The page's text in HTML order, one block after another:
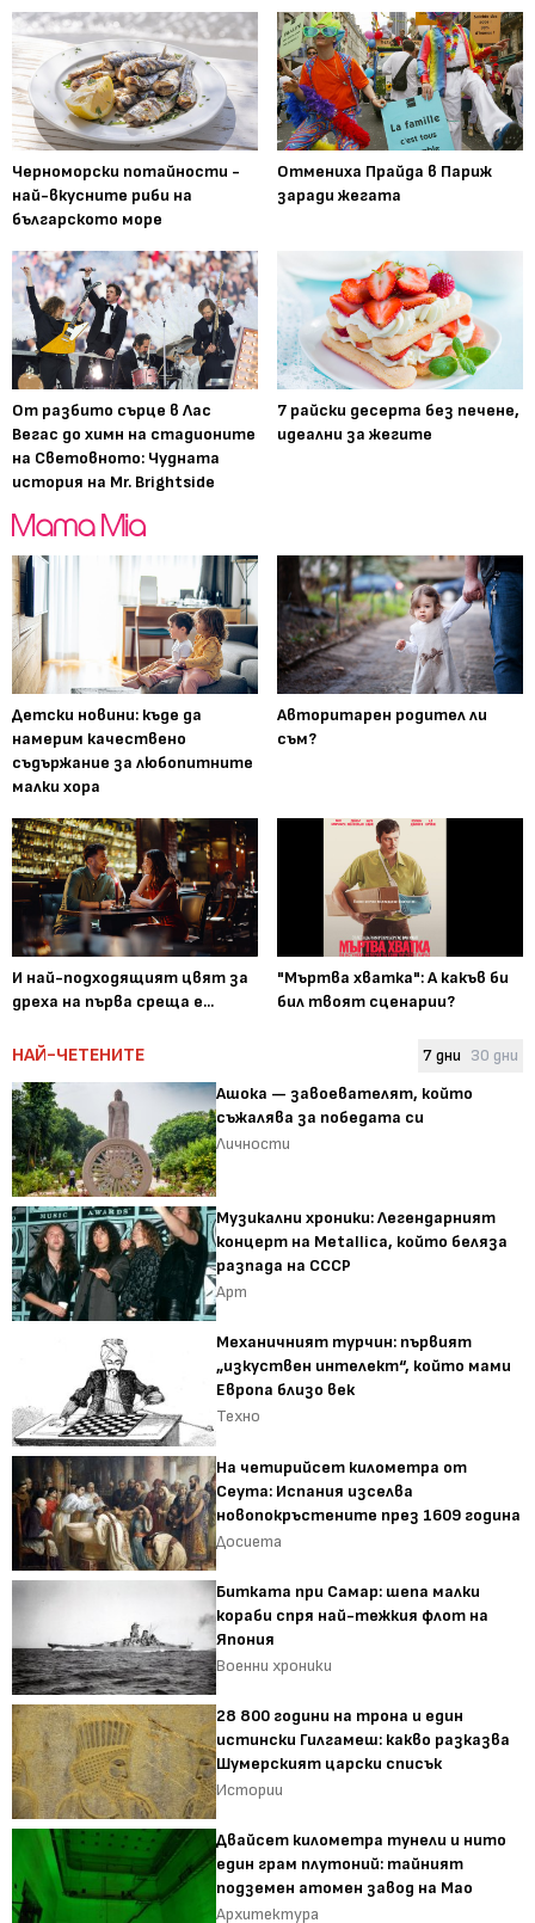
Черноморски потайности -
най-вкусните риби на
българското море
Отмениха Прайда в Париж
заради жегата
От разбито сърце в Лас
Вегас до химн на стадионите
на Световното: Чудната
история на Mr. Brightside
7 райски десерта без печене,
идеални за жегите
Детски новини: къде да
намерим качествено
съдържание за любопитните
малки хора
Авторитарен родител ли
съм?
И най-подходящият цвят за
дреха на първа среща е...
"Мъртва хватка": А какъв би
бил твоят сценарии?
НАЙ-ЧЕТЕНИТЕ 7 дни 30 дни
Ашока — завоевателят, който
съжалява за победата си
Личности
Музикални хроники: Легендарният
концерт на Metallica, който беляза
разпада на СССР
Арт
Механичният турчин: първият
„изкуствен интелект“, който мами
Европа близо век
Техно
На четирийсет километра от
Сеута: Испания изселва
новопокръстените през 1609 година
Досиета
Битката при Самар: шепа малки
кораби спря най-тежкия флот на
Япония
Военни хроники
28 800 години на трона и един
истински Гилгамеш: какво разказва
Шумерският царски списък
Истории
Двайсет километра тунели и нито
един грам плутоний: тайният
подземен атомен завод на Мао
Архитектура